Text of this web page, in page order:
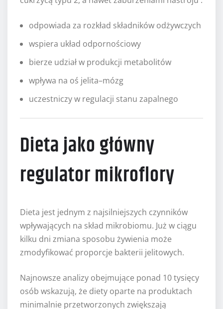
odpowiada za rozkład składników odżywczych
wspiera układ odpornościowy
bierze udział w produkcji metabolitów
wpływa na oś jelita–mózg
uczestniczy w regulacji stanu zapalnego
Dieta jako główny
regulator mikroflory
Dieta jest jednym z najsilniejszych czynników
wpływających na skład mikrobiomu. Już w ciągu
kilku dni zmiana sposobu żywienia może
zmodyfikować proporcje bakterii jelitowych.
Najnowsze analizy obejmujące ponad 10 tysięcy
osób wskazują, że diety oparte na produktach
minimalnie przetworzonych zwiększają